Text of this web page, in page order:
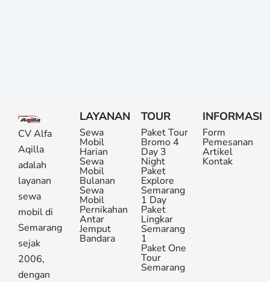
CV Alfa
Aqilla
adalah
layanan
sewa
mobil di
Semarang
sejak
2006,
dengan
LAYANAN
Sewa
Mobil
Harian
Sewa
Mobil
Bulanan
Sewa
Mobil
Pernikahan
Antar
Jemput
Bandara
TOUR
Paket Tour
Bromo 4
Day 3
Night
Paket
Explore
Semarang
1 Day
Paket
Lingkar
Semarang
1
Paket One
Tour
Semarang
INFORMASI
Form
Pemesanan
Artikel
Kontak